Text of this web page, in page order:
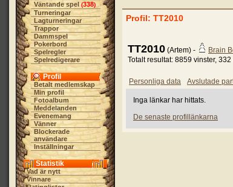
Väntande spel (338)
Turneringar
Lagturneringar
Trappor
Dammspel
Pokerbord
Spelregler
Spelredigerare
Profil
Betalt medlemskap
Min profil
Fotoalbum
Meddelanden
Evenemang
Vänner
Blockerade
användare
Inställningar
Statistik
Vad är nytt
Vinnare
Profil: TT2010
TT2010 (Artem) - Brain
Totalt resultat: 8859 vinster,
Personliga data Avslutade
Inga länkar har hittats.
De senaste profillänkarna